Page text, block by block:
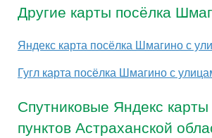
Другие карты посёлка
Яндекс карта посёлка Шмагино с
Гугл карта посёлка Шмагино с
Спутниковые Яндекс
пунктов Астраханской